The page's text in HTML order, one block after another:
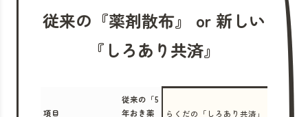
従来の『薬剤散布』 or 新しい
『しろあり共済』
項目
従来の「5
年おき薬
らくだの「しろあり共済」